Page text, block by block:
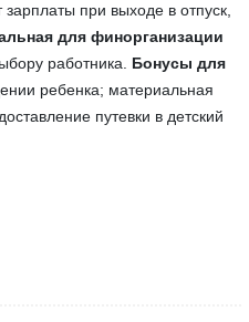
при выходе в отпуск,
для финорганизации
работника. Бонусы для
ребенка; материальная
путевки в детский